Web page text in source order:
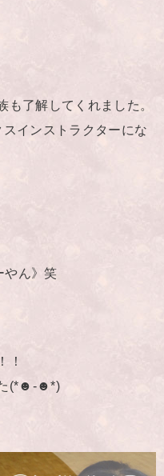
も了解してくれました。
インストラクターにな
やん》笑
！
た(*☻-☻*)